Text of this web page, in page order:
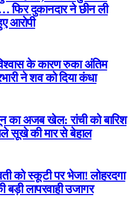
फिर दुकानदार ने छीन ली
आरोपी
के कारण रुका अंतिम
ने शव को दिया कंधा
का अजब खेल: रांची को बारिश
सूखे की मार से बेहाल
को स्कूटी पर भेजा! लोहरदगा
लापरवाही उजागर